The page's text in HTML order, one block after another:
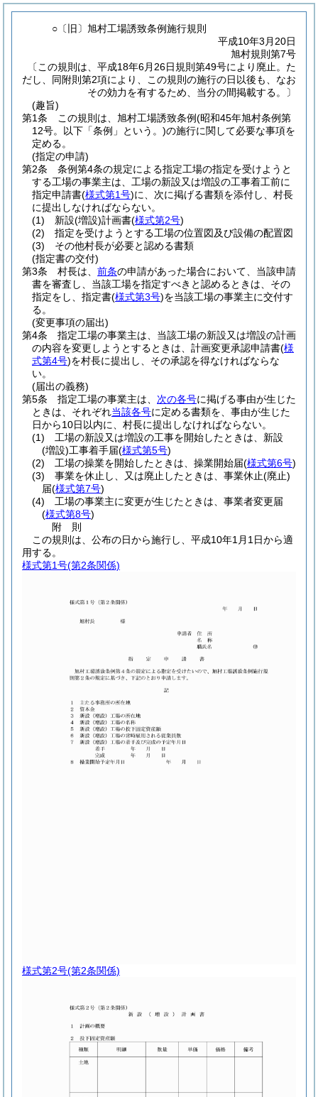
○〔旧〕旭村工場誘致条例施行規則
平成10年3月20日
旭村規則第7号
〔この規則は、平成18年6月26日規則第49号により廃止。た
だし、同附則第2項により、この規則の施行の日以後も、なお
その効力を有するため、当分の間掲載する。〕
(趣旨)
第1条
この規則は、旭村工場誘致条例(昭和45年旭村条例第
12号。以下「条例」という。)の施行に関して必要な事項を
定める。
(指定の申請)
第2条
条例第4条の規定による指定工場の指定を受けようと
する工場の事業主は、工場の新設又は増設の工事着工前に
指定申請書(様式第1号)に、次に掲げる書類を添付し、村長
に提出しなければならない。
(1)
新設(増設)計画書(様式第2号)
(2)
指定を受けようとする工場の位置図及び設備の配置図
(3)
その他村長が必要と認める書類
(指定書の交付)
第3条
村長は、 前条の申請があった場合において、当該申請
書を審査し、当該工場を指定すべきと認めるときは、その
指定をし、指定書(様式第3号)を当該工場の事業主に交付す
る。
(変更事項の届出)
第4条
指定工場の事業主は、当該工場の新設又は増設の計画
の内容を変更しようとするときは、計画変更承認申請書(様
式第4号)を村長に提出し、その承認を得なければならな
い。
(届出の義務)
第5条
指定工場の事業主は、 次の各号に掲げる事由が生じた
ときは、それぞれ当該各号に定める書類を、事由が生じた
日から10日以内に、村長に提出しなければならない。
(1)
工場の新設又は増設の工事を開始したときは、新設
(増設)工事着手届(様式第5号)
(2)
工場の操業を開始したときは、操業開始届(様式第6号)
(3)
事業を休止し、又は廃止したときは、事業休止(廃止)
届(様式第7号)
(4)
工場の事業主に変更が生じたときは、事業者変更届
(様式第8号)
附 則
この規則は、公布の日から施行し、平成10年1月1日から適
用する。
様式第1号(第2条関係)
様式第2号(第2条関係)